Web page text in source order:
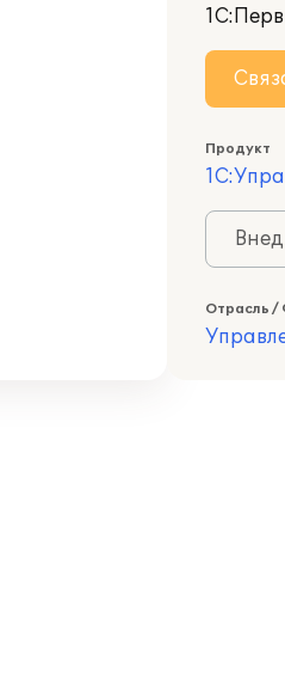
Продукт
Отрасль /